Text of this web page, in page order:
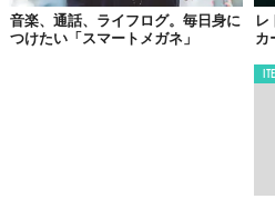
音楽、通話、ライフログ。毎日身に
つけたい「スマートメガネ」
レ
カ